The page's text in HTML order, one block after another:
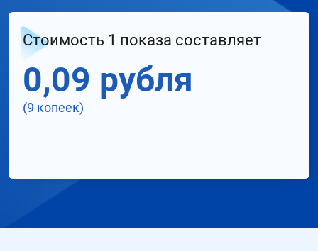
Стоимость 1 показа составляет
0,09 рубля
(9 копеек)